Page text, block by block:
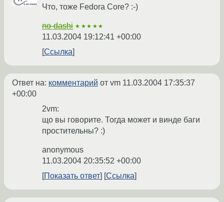
Что, тоже Fedora Core? :-)
no-dashi ★★★★★
11.03.2004 19:12:41 +00:00
Ссылка
Ответ на: комментарий от vm 11.03.2004 17:35:37
+00:00
2vm:
що вы говорите. Тогда может и винде баги
простительны? :)
anonymous
11.03.2004 20:35:52 +00:00
Показать ответ
Ссылка